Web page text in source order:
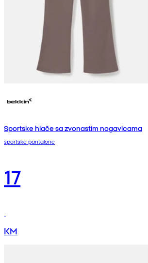
Sportske hlače sa zvonastim nogavicama
sportske pantalone
17
KM